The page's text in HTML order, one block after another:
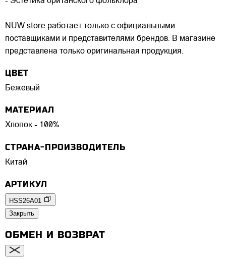
NUW store работает только с официальными
поставщиками и представителями брендов. В магазине
представлена только оригинальная продукция.
ЦВЕТ
Бежевый
МАТЕРИАЛ
Хлопок - 100%
СТРАНА-ПРОИЗВОДИТЕЛЬ
Китай
АРТИКУЛ
HSS26A01
Закрыть
ОБМЕН И ВОЗВРАТ